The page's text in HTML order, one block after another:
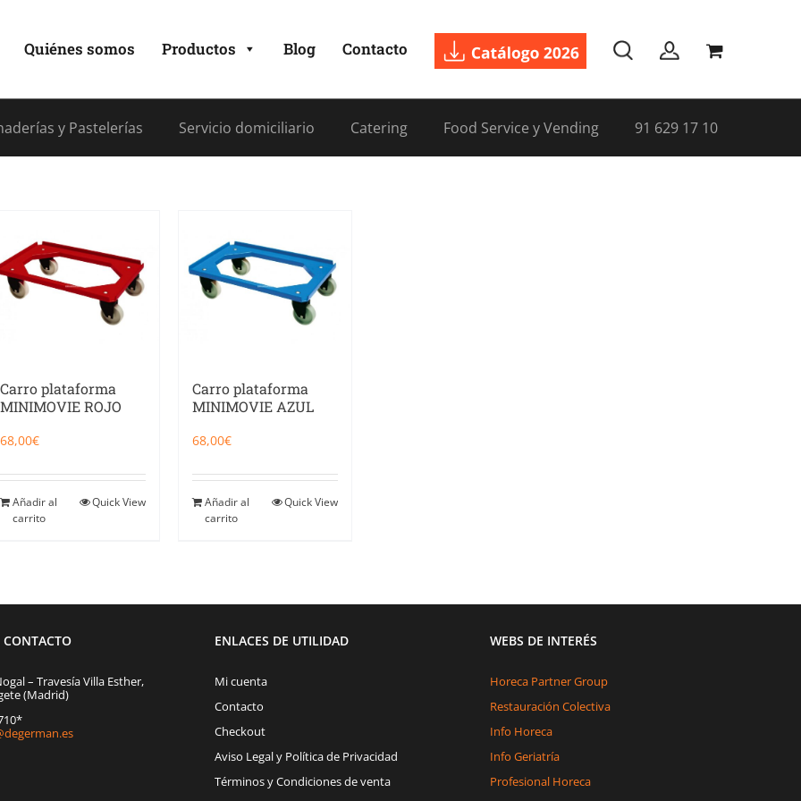
Quiénes somos Productos Blog Contacto
y Pastelerías Servicio domiciliario Catering Food Service y Vending 91 629 17 10
Carro plataforma
MINIMOVIE ROJO
68,00€
Añadir al
carrito
Quick View
Carro plataforma
MINIMOVIE AZUL
68,00€
Añadir al
carrito
Quick View
CONTACTO
– Travesía Villa Esther,
(Madrid)
ENLACES DE UTILIDAD
Mi cuenta
Contacto
Checkout
Aviso Legal y Política de Privacidad
Términos y Condiciones de venta
WEBS DE INTERÉS
Horeca Partner Group
Restauración Colectiva
Info Horeca
Info Geriatría
Profesional Horeca